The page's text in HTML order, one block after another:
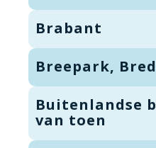
Brabant
Breepark,
Buitenlandse
van toen